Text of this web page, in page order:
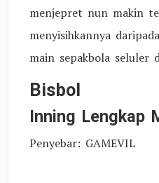
menjepret nun makin
menyisihkannya
main sepakbola seluler
Bisbol
Inning Lengkap
Penyebar: GAMEVIL